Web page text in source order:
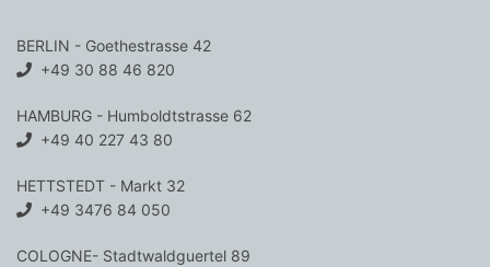
BERLIN - Goethestrasse 42
+49 30 88 46 820
HAMBURG - Humboldtstrasse 62
+49 40 227 43 80
HETTSTEDT - Markt 32
+49 3476 84 050
COLOGNE- Stadtwaldguertel 89